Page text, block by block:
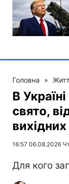
Головна »
В
свято,
вихідних
16:57 06.08.2026
Для кого